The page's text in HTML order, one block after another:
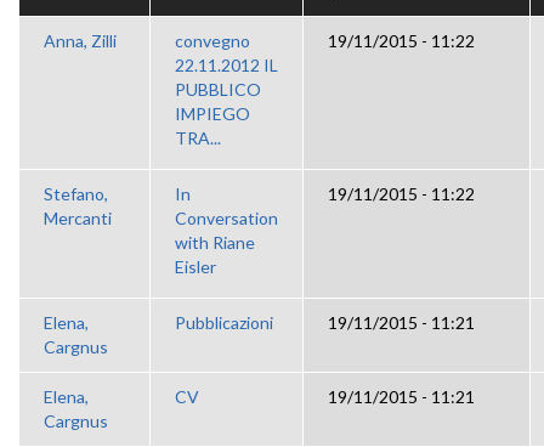
Anna, Zilli
convegno
22.11.2012 IL
PUBBLICO
IMPIEGO
TRA...
19/11/2015 - 11:22
Stefano,
Mercanti
In
Conversation
with Riane
Eisler
19/11/2015 - 11:22
Elena,
Cargnus
Pubblicazioni 19/11/2015 - 11:21
Elena,
Cargnus
CV 19/11/2015 - 11:21